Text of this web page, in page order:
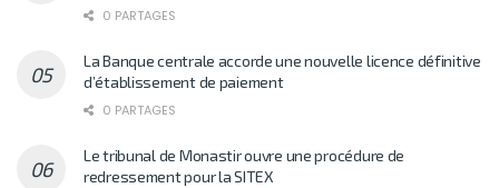
0 PARTAGES
La Banque centrale accorde une nouvelle licence définitive
d’établissement de paiement
0 PARTAGES
Le tribunal de Monastir ouvre une procédure de
redressement pour la SITEX